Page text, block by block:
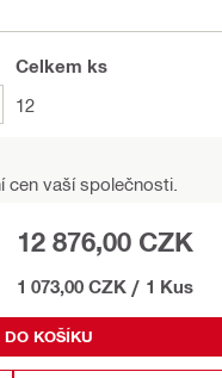
Celkem ks
12
cen vaší společnosti.
12 876,00 CZK
1 073,00 CZK / 1 Kus
KOŠÍKU